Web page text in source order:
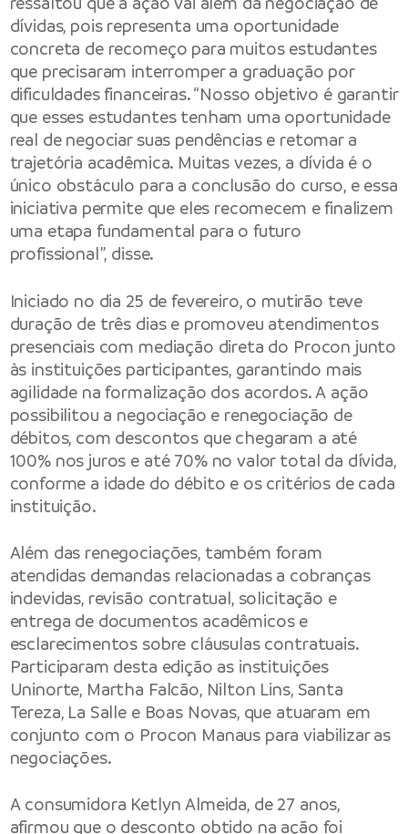
dívidas, pois representa uma oportunidade
concreta de recomeço para muitos estudantes
que precisaram interromper a graduação por
dificuldades financeiras. “Nosso objetivo é garantir
que esses estudantes tenham uma oportunidade
real de negociar suas pendências e retomar a
trajetória acadêmica. Muitas vezes, a dívida é o
único obstáculo para a conclusão do curso, e essa
iniciativa permite que eles recomecem e finalizem
uma etapa fundamental para o futuro
profissional”, disse.
Iniciado no dia 25 de fevereiro, o mutirão teve
duração de três dias e promoveu atendimentos
presenciais com mediação direta do Procon junto
às instituições participantes, garantindo mais
agilidade na formalização dos acordos. A ação
possibilitou a negociação e renegociação de
débitos, com descontos que chegaram a até
100% nos juros e até 70% no valor total da dívida,
conforme a idade do débito e os critérios de cada
instituição.
Além das renegociações, também foram
atendidas demandas relacionadas a cobranças
indevidas, revisão contratual, solicitação e
entrega de documentos acadêmicos e
esclarecimentos sobre cláusulas contratuais.
Participaram desta edição as instituições
Uninorte, Martha Falcão, Nilton Lins, Santa
Tereza, La Salle e Boas Novas, que atuaram em
conjunto com o Procon Manaus para viabilizar as
negociações.
A consumidora Ketlyn Almeida, de 27 anos,
afirmou que o desconto obtido na ação foi